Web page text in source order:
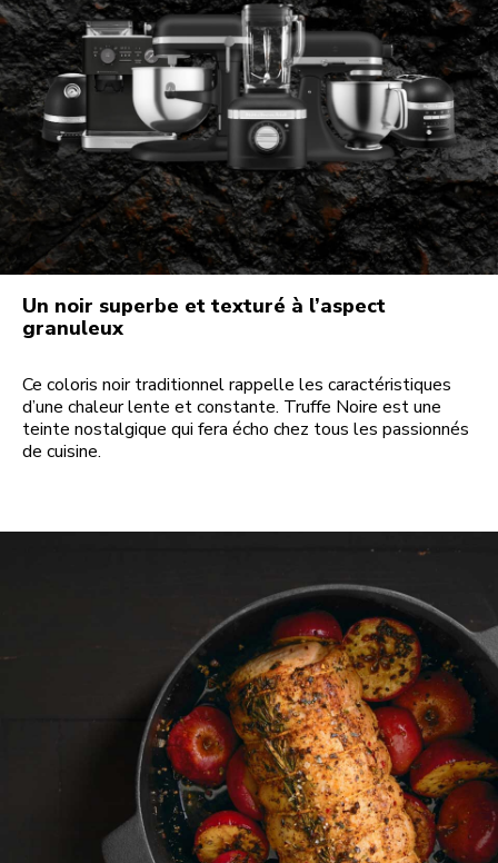
Un noir superbe et texturé à l’aspect
granuleux
Ce coloris noir traditionnel rappelle les caractéristiques
d’une chaleur lente et constante. Truffe Noire est une
teinte nostalgique qui fera écho chez tous les passionnés
de cuisine.